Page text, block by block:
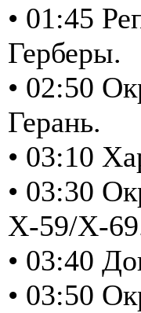
• 01:45
Герберы.
• 02:50
Герань.
• 03:10
• 03:30
Х-59/Х-
• 03:40
• 03:50